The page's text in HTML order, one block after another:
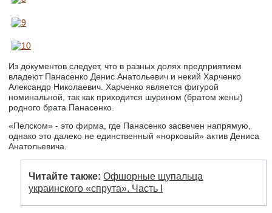
Из документов следует, что в разных долях предприятием
владеют Панасенко Денис Анатольевич и некий Харченко
Александр Николаевич. Харченко является фигурой
номинальной, так как приходится шурином (братом жены)
родного брата Панасенко.
«Пелском» - это фирма, где Панасенко засвечен напрямую,
однако это далеко не единственный «норковый» актив Дениса
Анатольевича.
Читайте также: Офшорные щупальца
украинского «спрута». Часть I